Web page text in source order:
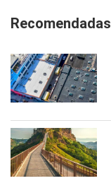
Recomendadas